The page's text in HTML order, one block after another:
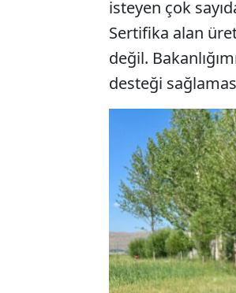
isteyen çok
Sertifika alan
değil.
desteği